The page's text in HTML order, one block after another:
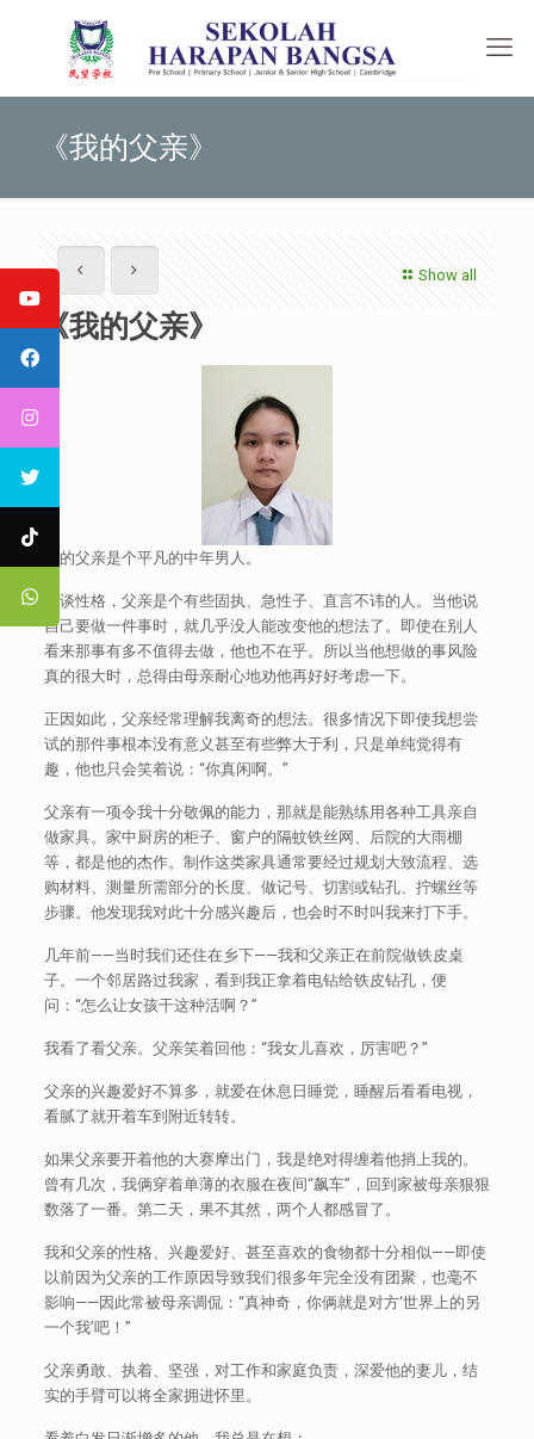
《我的父亲》
Show all
《我的父亲》
我的父亲是个平凡的中年男人。
若谈性格，父亲是个有些固执、急性子、直言不讳的人。当他说
自己要做一件事时，就几乎没人能改变他的想法了。即使在别人
看来那事有多不值得去做，他也不在乎。所以当他想做的事风险
真的很大时，总得由母亲耐心地劝他再好好考虑一下。
正因如此，父亲经常理解我离奇的想法。很多情况下即使我想尝
试的那件事根本没有意义甚至有些弊大于利，只是单纯觉得有
趣，他也只会笑着说：“你真闲啊。”
父亲有一项令我十分敬佩的能力，那就是能熟练用各种工具亲自
做家具。家中厨房的柜子、窗户的隔蚊铁丝网、后院的大雨棚
等，都是他的杰作。制作这类家具通常要经过规划大致流程、选
购材料、测量所需部分的长度、做记号、切割或钻孔、拧螺丝等
步骤。他发现我对此十分感兴趣后，也会时不时叫我来打下手。
几年前——当时我们还住在乡下——我和父亲正在前院做铁皮桌
子。一个邻居路过我家，看到我正拿着电钻给铁皮钻孔，便
问：“怎么让女孩干这种活啊？”
我看了看父亲。父亲笑着回他：“我女儿喜欢，厉害吧？”
父亲的兴趣爱好不算多，就爱在休息日睡觉，睡醒后看看电视，
看腻了就开着车到附近转转。
如果父亲要开着他的大赛摩出门，我是绝对得缠着他捎上我的。
曾有几次，我俩穿着单薄的衣服在夜间“飙车”，回到家被母亲狠狠
数落了一番。第二天，果不其然，两个人都感冒了。
我和父亲的性格、兴趣爱好、甚至喜欢的食物都十分相似——即使
以前因为父亲的工作原因导致我们很多年完全没有团聚，也毫不
影响——因此常被母亲调侃：“真神奇，你俩就是对方‘世界上的另
一个我’吧！”
父亲勇敢、执着、坚强，对工作和家庭负责，深爱他的妻儿，结
实的手臂可以将全家拥进怀里。